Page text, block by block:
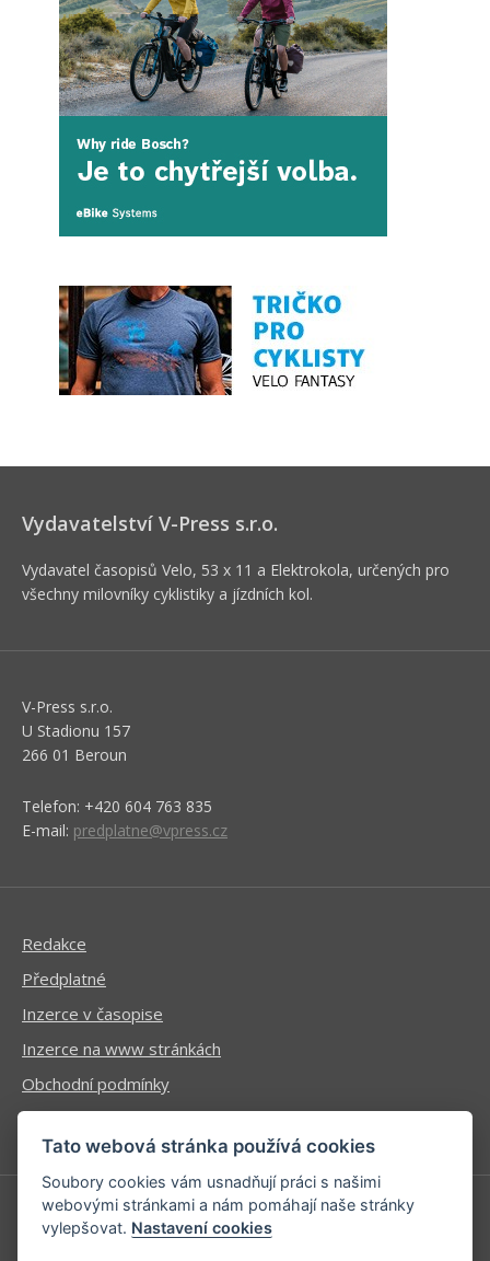
Vydavatelství V-Press s.r.o.
Vydavatel časopisů Velo, 53 x 11 a Elektrokola, určených pro
všechny milovníky cyklistiky a jízdních kol.
V-Press s.r.o.
U Stadionu 157
266 01 Beroun
Telefon: +420 604 763 835
E-mail: predplatne@vpress.cz
Redakce
Předplatné
Inzerce v časopise
Inzerce na www stránkách
Obchodní podmínky
Ochrana osobních údajů
Příhlášení | Registrace
Tato webová stránka používá cookies
Soubory cookies vám usnadňují práci s našimi
webovými stránkami a nám pomáhají naše stránky
vylepšovat. Nastavení cookies